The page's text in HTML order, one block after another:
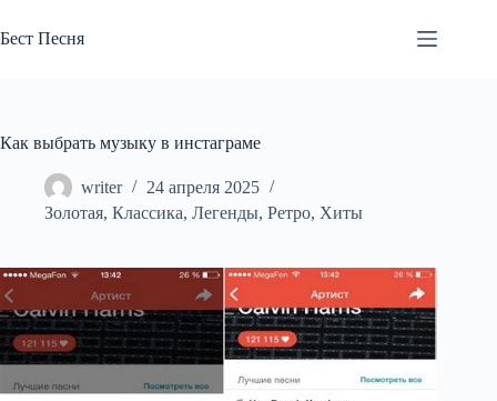
к
сути
Бест Песня
Как выбрать музыку в инстаграме
writer
24 апреля 2025
Золотая, Классика, Легенды, Ретро, Хиты